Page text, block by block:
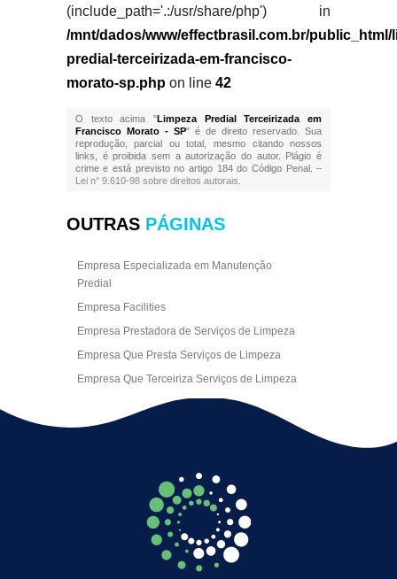
(include_path='.:/usr/share/php') in
/mnt/dados/www/effectbrasil.com.br/public_html/
predial-terceirizada-em-francisco-
morato-sp.phpon line 42
O texto acima "Limpeza Predial Terceirizada em
Francisco Morato - SP" é de direito reservado. Sua
reprodução, parcial ou total, mesmo citando nossos
links, é proibida sem a autorização do autor. Plágio é
crime e está previsto no artigo 184 do Código Penal. –
Lei n° 9.610-98 sobre direitos autorais
OUTRAS PÁGINAS
Empresa Especializada em Manutenção
Predial
Empresa Facilities
Empresa Prestadora de Serviços de Limpeza
Empresa Que Presta Serviços de Limpeza
Empresa Que Terceiriza Serviços de Limpeza
Empresa Terceirizada de Portaria
Empresa de Facilities
Empresa de Limpeza Empresarial
Empresa de Limpeza Predial
Empresa de Limpeza Predial Terceirizada
Empresa de Limpeza de Escritório
Empresa de Limpeza de Fachada